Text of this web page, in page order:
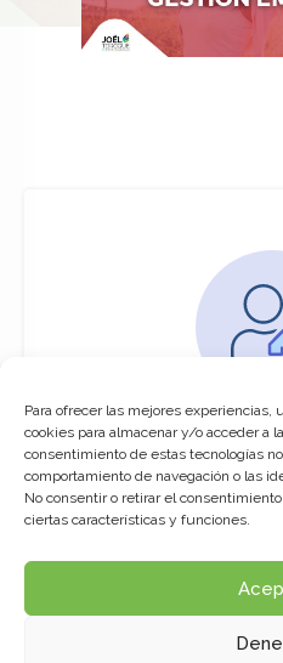
Para ofrecer las mejores experiencias,
cookies para almacenar y/o acceder a
consentimiento de estas tecnologías
comportamiento de navegación o las
No consentir o retirar el
ciertas características y funciones.
You must be
This course is only
Click